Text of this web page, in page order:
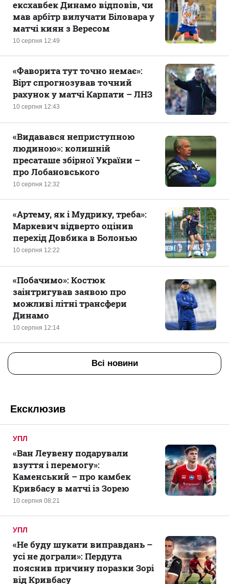
10 серпня 12:49
ексхавбек Динамо відповів, чи
мав арбітр вилучати Біловара у
матчі киян з Вересом
10 серпня 12:43
«Фаворита тут точно немає»:
Вірт спрогнозував точний
рахунок у матчі Карпати – ЛНЗ
10 серпня 12:32
«Видавався неприступною
людиною»: колишній
пресаташе збірної України –
про Лобановського
10 серпня 12:22
«Артему, як і Мудрику, треба»:
Маркевич відверто оцінив
перехід Довбика в Болонью
10 серпня 12:14
«Побачимо»: Костюк
заінтригував заявою про
можливі літні трансфери
Динамо
Всі новини
Ексклюзив
УПЛ
10 серпня 08:21
«Ван Леувену подарували
взуття і перемогу»:
Каменський – про камбек
Кривбасу в матчі із Зорею
УПЛ
«Не буду шукати виправдань –
усі не дограли»: Пердута
пояснив причину поразки Зорі
від Кривбасу